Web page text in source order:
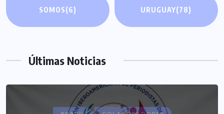
SOMOS(6) URUGUAY(78)
Últimas Noticias